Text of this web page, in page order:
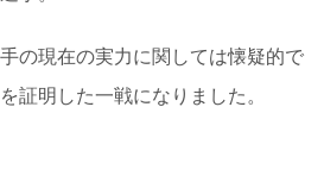
の現在の実力に関しては懐疑的で
証明した一戦になりました。